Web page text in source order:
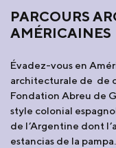
PARCOURS
AMÉRICAINES
Évadez-vous en
architecturale de de
Fondation Abreu de
style colonial
de l’Argentine dont
estancias de la